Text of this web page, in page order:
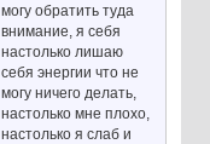
могу обратить туда
внимание, я себя
настолько лишаю
себя энергии что не
могу ничего делать,
настолько мне плохо,
настолько я слаб и